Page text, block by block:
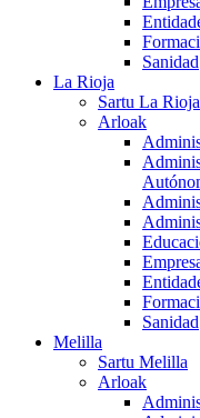
Sanidad
La Rioja
Sartu La Rioja
Arloak
Sanidad
Melilla
Sartu Melilla
Arloak